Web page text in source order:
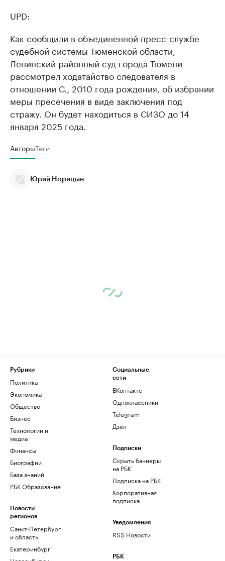
UPD:
Как сообщили в объединенной пресс-службе
судебной системы Тюменской области,
Ленинский районный суд города Тюмени
рассмотрел ходатайство следователя в
отношении С., 2010 года рождения, об избрании
меры пресечения в виде заключения под
стражу. Он будет находиться в СИЗО до 14
января 2025 года.
АвторыТеги
Юрий Норицын
Рубрики
Политика
Экономика
Общество
Бизнес
Технологии и
медиа
Финансы
Биографии
База знаний
РБК Образование
Новости
регионов
Санкт-Петербург
и область
Екатеринбург
Социальные
сети
ВКонтакте
Одноклассники
Telegram
Дзен
Подписки
Скрыть баннеры
на РБК
Подписка на РБК
Корпоративная
подписка
Уведомления
RSS Новости
РБК